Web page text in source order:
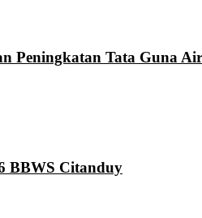
Peningkatan Tata Guna
BBWS Citanduy